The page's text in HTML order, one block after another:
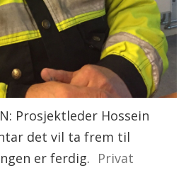
Prosjektleder Hossein
det vil ta frem til
er ferdig. Privat